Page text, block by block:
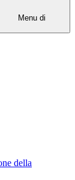
Menu di
della